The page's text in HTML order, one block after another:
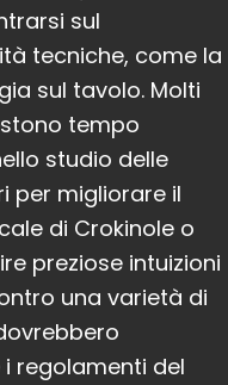
sul
tecniche, come la
sul tavolo. Molti
tempo
studio delle
per migliorare il
di Crokinole o
preziose intuizioni
una varietà di
regolamenti del